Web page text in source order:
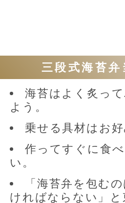
三段式海苔
海苔はよく炙っ
よう。
乗せる具材はお好
作ってすぐに食
い。
「海苔弁を包む
ければならない」と